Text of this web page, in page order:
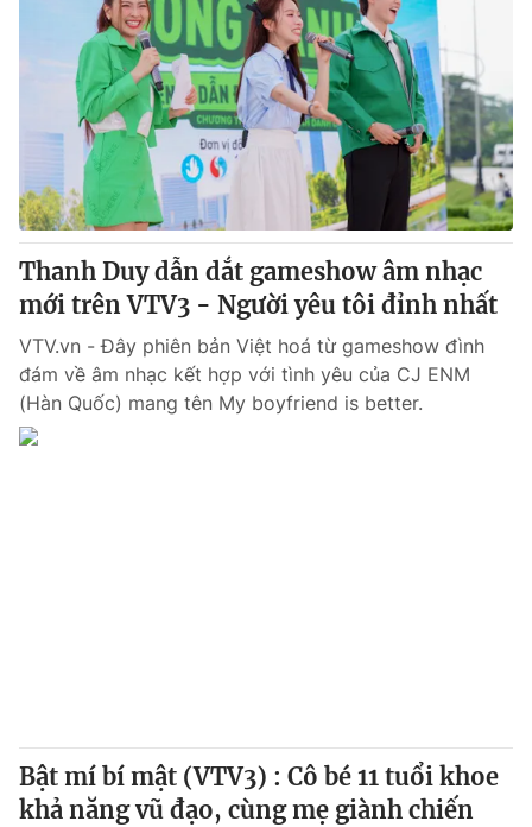
VTV Sức khoẻ Bất động sản
Thị trường 24h Tấm lòng Việt
VTV4 Vươn mình bằng AI
VTV9
Liên hệ tòa soạn English
THỜI BÁO VTV
Phó Tổng Biên tập:Nguyễn Thị Mỹ Hạnh, Phạm Quốc Thắng,
Nguyễn Trọng Ninh
Tổng đài VTV:024.38 355 931 - 024.38 355 932
Thanh Duy dẫn dắt gameshow âm nhạc
mới trên VTV3 - Người yêu tôi đỉnh nhất
VTV.vn - Đây phiên bản Việt hoá từ gameshow đình
đám về âm nhạc kết hợp với tình yêu của CJ ENM
(Hàn Quốc) mang tên My boyfriend is better.
Bật mí bí mật (VTV3) : Cô bé 11 tuổi khoe
khả năng vũ đạo, cùng mẹ giành chiến